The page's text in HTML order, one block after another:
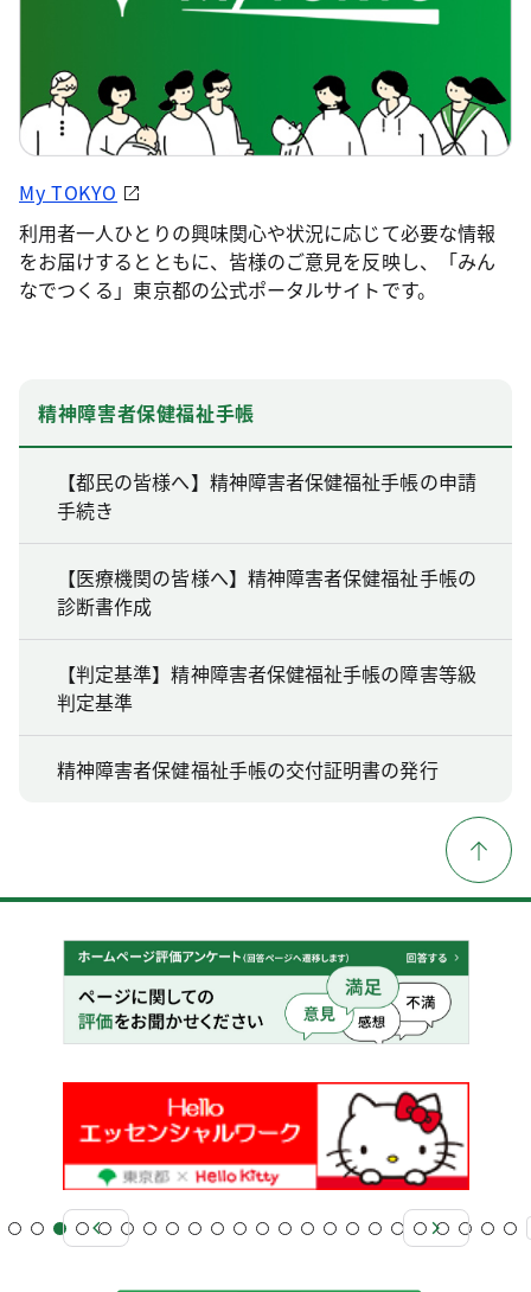
My TOKYO
利用者一人ひとりの興味関心や状況に応じて必要な情報
をお届けするとともに、皆様のご意見を反映し、「みん
なでつくる」東京都の公式ポータルサイトです。
精神障害者保健福祉手帳
【都民の皆様へ】精神障害者保健福祉手帳の申請
手続き
【医療機関の皆様へ】精神障害者保健福祉手帳の
診断書作成
【判定基準】精神障害者保健福祉手帳の障害等級
判定基準
精神障害者保健福祉手帳の交付証明書の発行